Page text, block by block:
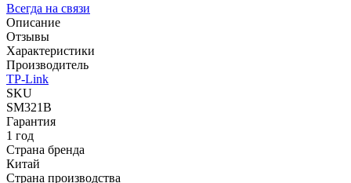
Всегда на связи
Описание
Отзывы
Характеристики
Производитель
TP-Link
SKU
SM321B
Гарантия
1 год
Страна бренда
Китай
Страна производства